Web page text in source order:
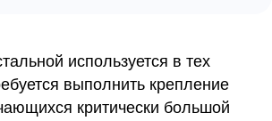
используется в тех
выполнить крепление
критически большой